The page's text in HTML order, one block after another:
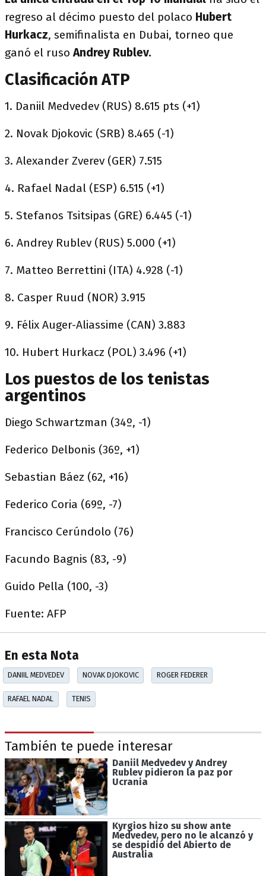
regreso al décimo puesto del polaco Hubert
Hurkacz, semifinalista en Dubai, torneo que
ganó el rusoAndrey Rublev.
Clasificación ATP
1. Daniil Medvedev (RUS) 8.615 pts (+1)
2. Novak Djokovic (SRB) 8.465 (-1)
3. Alexander Zverev (GER) 7.515
4. Rafael Nadal (ESP) 6.515 (+1)
5. Stefanos Tsitsipas (GRE) 6.445 (-1)
6. Andrey Rublev (RUS) 5.000 (+1)
7. Matteo Berrettini (ITA) 4.928 (-1)
8. Casper Ruud (NOR) 3.915
9. Félix Auger-Aliassime (CAN) 3.883
10. Hubert Hurkacz (POL) 3.496 (+1)
Los puestos de los tenistas
argentinos
Diego Schwartzman (34º, -1)
Federico Delbonis (36º, +1)
Sebastian Báez (62, +16)
Federico Coria (69º, -7)
Francisco Cerúndolo (76)
Facundo Bagnis (83, -9)
Guido Pella (100, -3)
Fuente: AFP
En esta Nota
DANIIL MEDVEDEV NOVAK DJOKOVIC ROGER FEDERER
RAFAEL NADAL TENIS
También te puede interesar
Daniil Medvedev y Andrey
Rublev pidieron la paz por
Ucrania
Kyrgios hizo su show ante
Medvedev, pero no le alcanzó y
se despidió del Abierto de
Australia